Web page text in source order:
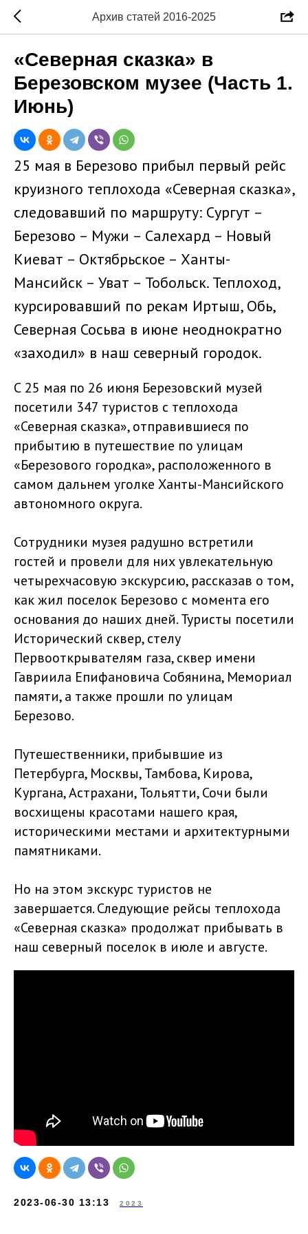
Архив статей 2016-2025
«Северная сказка» в
Березовском музее (Часть 1.
Июнь)
25 мая в Березово прибыл первый рейс
круизного теплохода «Северная сказка»,
следовавший по маршруту: Сургут –
Березово – Мужи – Салехард – Новый
Киеват – Октябрьское – Ханты-
Мансийск – Уват – Тобольск. Теплоход,
курсировавший по рекам Иртыш, Обь,
Северная Сосьва в июне неоднократно
«заходил» в наш северный городок.
С 25 мая по 26 июня Березовский музей
посетили 347 туристов с теплохода
«Северная сказка», отправившиеся по
прибытию в путешествие по улицам
«Березового городка», расположенного в
самом дальнем уголке Ханты-Мансийского
автономного округа.
Сотрудники музея радушно встретили
гостей и провели для них увлекательную
четырехчасовую экскурсию, рассказав о том,
как жил поселок Березово с момента его
основания до наших дней. Туристы посетили
Исторический сквер, стелу
Первооткрывателям газа, сквер имени
Гавриила Епифановича Собянина, Мемориал
памяти, а также прошли по улицам
Березово.
Путешественники, прибывшие из
Петербурга, Москвы, Тамбова, Кирова,
Кургана, Астрахани, Тольятти, Сочи были
восхищены красотами нашего края,
историческими местами и архитектурными
памятниками.
Но на этом экскурс туристов не
завершается. Следующие рейсы теплохода
«Северная сказка» продолжат прибывать в
наш северный поселок в июле и августе.
2023-06-30 13:13 2023